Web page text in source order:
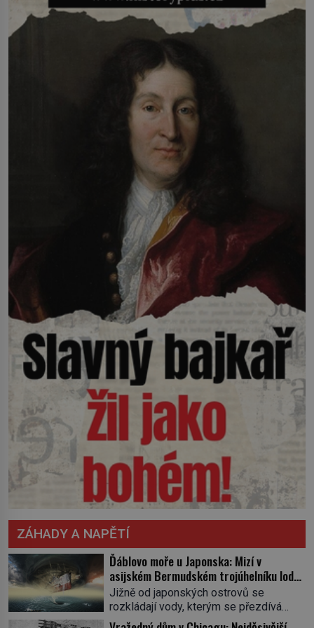
ZÁHADY A NAPĚTÍ
Ďáblovo moře u Japonska: Mizí v
asijském Bermudském trojúhelníku lodě
ve spárech neznámé síly?
Jižně od japonských ostrovů se
rozkládají vody, kterým se přezdívá
Ďáblovo moře. Vypráví se o lodích